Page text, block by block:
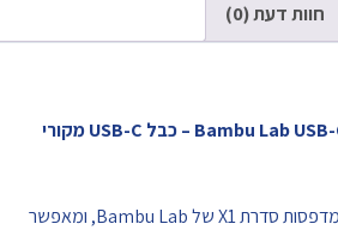
חוות דעת (0)
Bambu Lab USB-C Cable For X1 Series – כבל USB-C מקורי
כבל USB-C איכותי המיועד למדפסות סדרת X1 של Bambu Lab, ומאפשר